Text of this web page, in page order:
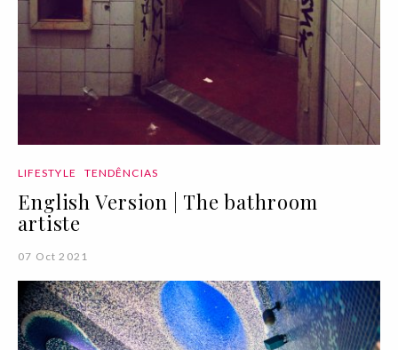
LIFESTYLE TENDÊNCIAS
English Version | The bathroom
artiste
07 Oct 2021